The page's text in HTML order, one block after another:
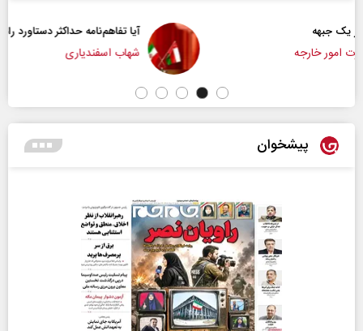
آیا تفاهم‌نامه حداکثر دستاورد راهبردی ایران بود؟
شهاب اسفندیاری
پیشخوان